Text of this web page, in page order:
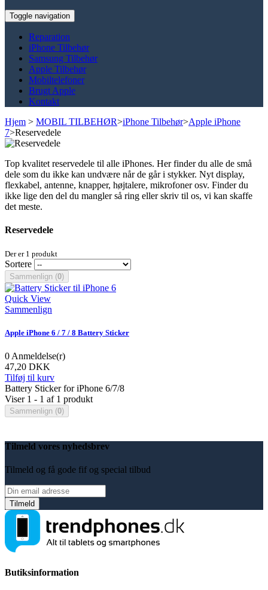
Toggle navigation
Reparation
iPhone Tilbehør
Samsung Tilbehør
Apple Tilbehør
Mobiltelefoner
Brugt Apple
Kontakt
Hjem > MOBIL TILBEHØR>iPhone Tilbehør>Apple iPhone
7>Reservedele
Top kvalitet reservedele til alle iPhones. Her finder du alle de små
dele som du ikke kan undvære når de går i stykker. Nyt display,
flexkabel, antenne, knapper, højtalere, mikrofoner osv. Finder du
ikke lige den del du mangler så ring eller skriv til os, vi kan skaffe
det meste.
Reservedele
Der er 1 produkt
Sortere
Sammenlign (0)
Quick View
Sammenlign
Apple iPhone 6 / 7 / 8 Battery Sticker
0Anmeldelse(r)
47,20 DKK
Tilføj til kurv
Battery Sticker for iPhone 6/7/8
Viser 1 - 1 af 1 produkt
Sammenlign (0)
Tilmeld vores nyhedsbrev
Tilmeld og få gode fif og special tilbud
Butiksinformation